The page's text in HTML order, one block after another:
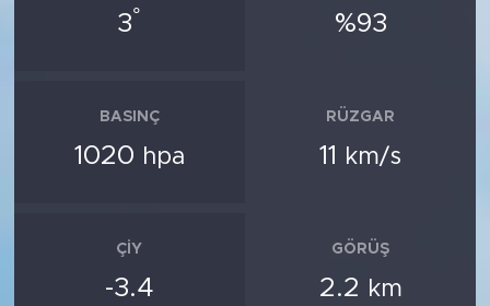
3° %93
BASINÇ
1020 hpa
RÜZGAR
11 km/s
ÇIY
-3.4
GÖRÜŞ
2.2 km